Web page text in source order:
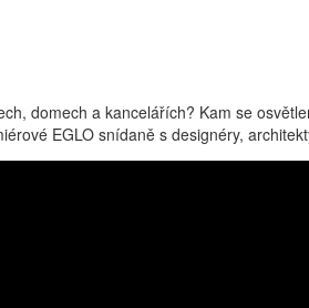
domech a kancelářích? Kam se
EGLO snídaně s designéry,